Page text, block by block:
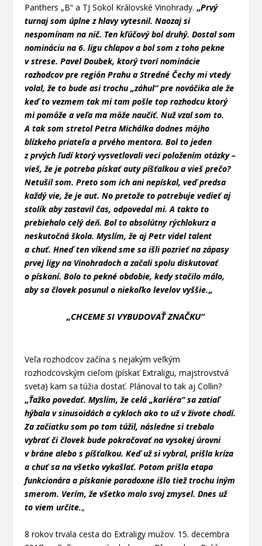
Panthers „B“ a TJ Sokol Královské Vinohrady. „Prvý
turnaj som úplne z hlavy vytesnil. Naozaj si
nespomínam na nič. Ten kľúčový bol druhý. Dostal som
nomináciu na 6. ligu chlapov a bol som z toho pekne
v strese. Pavel Doubek, ktorý tvorí nominácie
rozhodcov pre región Prahu a Stredné Čechy mi vtedy
volal, že to bude asi trochu „záhul“ pre nováčika ale že
keď to vezmem tak mi tam pošle top rozhodcu ktorý
mi pomôže a veľa ma môže naučiť. Nuž vzal som to.
A tak som stretol Petra Michálka dodnes môjho
blízkeho priateľa a prvého mentora. Bol to jeden
z prvých ľudí ktorý vysvetlovali veci položením otázky –
vieš, že je potreba pískať auty píšťalkou a vieš prečo?
Netušil som. Preto som ich ani nepískal, veď predsa
každý vie, že je aut. No pretože to potrebuje vedieť aj
stolík aby zastavil čas, odpovedal mi. A takto to
prebiehalo celý deň. Bol to absolútny rýchlokurz a
neskutočná škola. Myslím, že aj Petr videl talent
a chuť. Hneď ten víkend sme sa išli pozrieť na zápasy
prvej ligy na Vinohradoch a začali spolu diskutovať
o pískaní. Bolo to pekné obdobie, kedy stačilo málo,
aby sa človek posunul o niekoľko levelov vyššie.„
„CHCEME SI VYBUDOVAŤ ZNAČKU“
Veľa rozhodcov začína s nejakým veľkým
rozhodcovským cieľom (pískať Extraligu, majstrovstvá
sveta) kam sa túžia dostať. Plánoval to tak aj Collin?
„Ťažko povedať. Myslím, že celá „kariéra“ sa zatiaľ
hýbala v sinusoidách a cykloch ako to už v živote chodí.
Za začiatku som po tom túžil, následne si trebalo
vybrať či človek bude pokračovať na vysokej úrovni
v bráne alebo s píšťalkou. Keď už si vybral, prišla kríza
a chuť sa na všetko vykašlať. Potom prišla etapa
funkcionára a pískanie paradoxne išlo tiež trochu iným
smerom. Verím, že všetko malo svoj zmysel. Dnes už
to viem určite.„
8 rokov trvala cesta do Extraligy mužov. 15. decembra